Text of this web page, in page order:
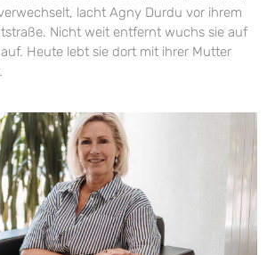
lacht Agny Durdu vor ihrem
Nicht weit entfernt wuchs sie auf
Heute lebt sie dort mit ihrer Mutter